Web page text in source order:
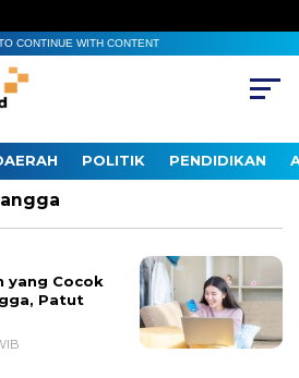
CONTINUE WITH CONTENT
POLITIK PENDIDIKAN
yang Cocok
Patut